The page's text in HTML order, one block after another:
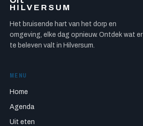
HILVERSUM
Het bruisende hart van het dorp en
omgeving, elke dag opnieuw. Ontdek wat er
te beleven valt in Hilversum.
MENU
Home
Agenda
Uit eten